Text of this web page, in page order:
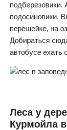
подберезовики.
подосиновики.
перешейке, на
Добираться
автобусе ехать
Леса у
Курмойла